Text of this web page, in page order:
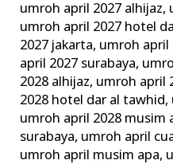
umroh april 2027 alhijaz,
umroh april 2027 hotel
2027 jakarta, umroh april
april 2027 surabaya,
2028 alhijaz, umroh april
2028 hotel dar al tawhid,
umroh april 2028 musim
surabaya, umroh april
umroh april musim apa,